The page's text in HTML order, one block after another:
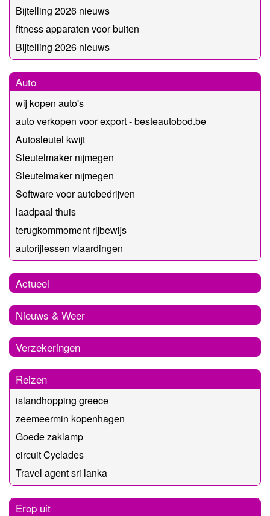
Bijtelling 2026 nieuws
fitness apparaten voor buiten
Bijtelling 2026 nieuws
Auto
wij kopen auto's
auto verkopen voor export - besteautobod.be
Autosleutel kwijt
Sleutelmaker nijmegen
Sleutelmaker nijmegen
Software voor autobedrijven
laadpaal thuis
terugkommoment rijbewijs
autorijlessen vlaardingen
Actueel
Nieuws & Weer
Verzekeringen
Reizen
islandhopping greece
zeemeermin kopenhagen
Goede zaklamp
circuit Cyclades
Travel agent sri lanka
Erop uit